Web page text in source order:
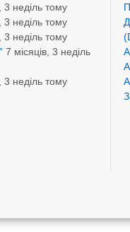
3 неділь тому
3 неділь тому
3 неділь тому
7 місяців, 3 неділь
3 неділь тому